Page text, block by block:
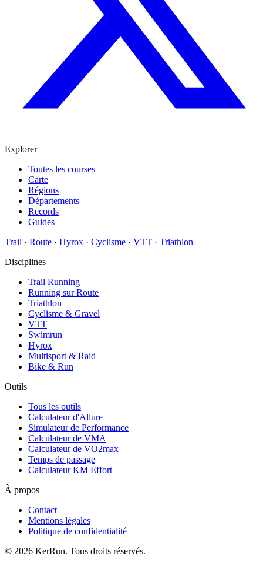
Explorer
Toutes les courses
Carte
Régions
Départements
Records
Guides
Trail · Route · Hyrox · Cyclisme · VTT · Triathlon
Disciplines
Trail Running
Running sur Route
Triathlon
Cyclisme & Gravel
VTT
Swimrun
Hyrox
Multisport & Raid
Bike & Run
Outils
Tous les outils
Calculateur d'Allure
Simulateur de Performance
Calculateur de VMA
Calculateur de VO2max
Temps de passage
Calculateur KM Effort
À propos
Contact
Mentions légales
Politique de confidentialité
© 2026 KerRun. Tous droits réservés.